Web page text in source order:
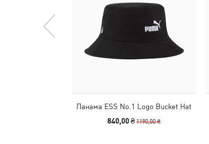
Панама ESS No.1 Logo Bucket Hat
840,00 ₴1190,00 ₴